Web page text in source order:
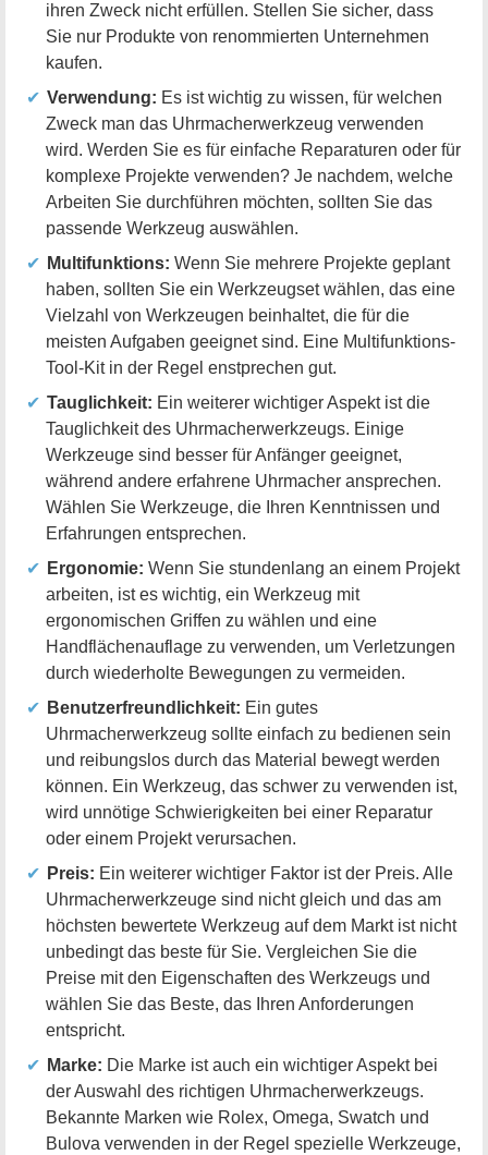
ihren Zweck nicht erfüllen. Stellen Sie sicher, dass
Sie nur Produkte von renommierten Unternehmen
kaufen.
Verwendung: Es ist wichtig zu wissen, für welchen
Zweck man das Uhrmacherwerkzeug verwenden
wird. Werden Sie es für einfache Reparaturen oder für
komplexe Projekte verwenden? Je nachdem, welche
Arbeiten Sie durchführen möchten, sollten Sie das
passende Werkzeug auswählen.
Multifunktions: Wenn Sie mehrere Projekte geplant
haben, sollten Sie ein Werkzeugset wählen, das eine
Vielzahl von Werkzeugen beinhaltet, die für die
meisten Aufgaben geeignet sind. Eine Multifunktions-
Tool-Kit in der Regel enstprechen gut.
Tauglichkeit: Ein weiterer wichtiger Aspekt ist die
Tauglichkeit des Uhrmacherwerkzeugs. Einige
Werkzeuge sind besser für Anfänger geeignet,
während andere erfahrene Uhrmacher ansprechen.
Wählen Sie Werkzeuge, die Ihren Kenntnissen und
Erfahrungen entsprechen.
Ergonomie: Wenn Sie stundenlang an einem Projekt
arbeiten, ist es wichtig, ein Werkzeug mit
ergonomischen Griffen zu wählen und eine
Handflächenauflage zu verwenden, um Verletzungen
durch wiederholte Bewegungen zu vermeiden.
Benutzerfreundlichkeit: Ein gutes
Uhrmacherwerkzeug sollte einfach zu bedienen sein
und reibungslos durch das Material bewegt werden
können. Ein Werkzeug, das schwer zu verwenden ist,
wird unnötige Schwierigkeiten bei einer Reparatur
oder einem Projekt verursachen.
Preis: Ein weiterer wichtiger Faktor ist der Preis. Alle
Uhrmacherwerkzeuge sind nicht gleich und das am
höchsten bewertete Werkzeug auf dem Markt ist nicht
unbedingt das beste für Sie. Vergleichen Sie die
Preise mit den Eigenschaften des Werkzeugs und
wählen Sie das Beste, das Ihren Anforderungen
entspricht.
Marke: Die Marke ist auch ein wichtiger Aspekt bei
der Auswahl des richtigen Uhrmacherwerkzeugs.
Bekannte Marken wie Rolex, Omega, Swatch und
Bulova verwenden in der Regel spezielle Werkzeuge,